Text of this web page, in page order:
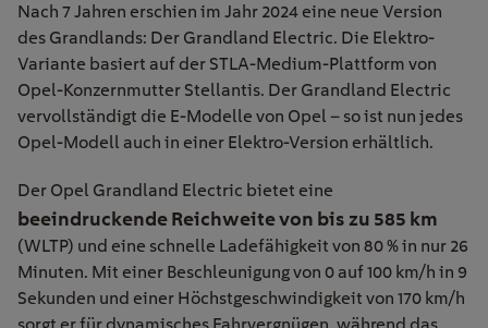
Nach 7 Jahren erschien im Jahr 2024 eine neue Version
des Grandlands: Der Grandland Electric. Die Elektro-
Variante basiert auf der STLA-Medium-Plattform von
Opel-Konzernmutter Stellantis. Der Grandland Electric
vervollständigt die E-Modelle von Opel – so ist nun jedes
Opel-Modell auch in einer Elektro-Version erhältlich.
Der Opel Grandland Electric bietet eine
beeindruckende Reichweite von bis zu 585 km
(WLTP) und eine schnelle Ladefähigkeit von 80 % in nur 26
Minuten. Mit einer Beschleunigung von 0 auf 100 km/h in 9
Sekunden und einer Höchstgeschwindigkeit von 170 km/h